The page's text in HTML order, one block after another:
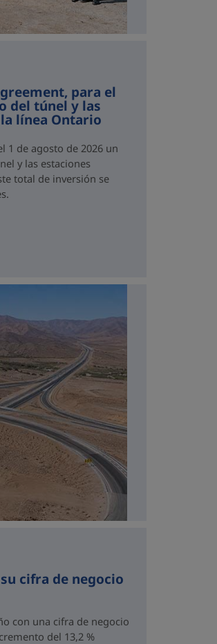
para el
del túnel y las
línea Ontario
1 de agosto de 2026 un
y las estaciones
total de inversión se
cifra de negocio
con una cifra de negocio
del 13,2 %